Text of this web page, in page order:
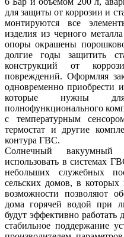
для защиты от коррозии и
монтируются все
изделия из черного
опоры окрашены
долгие годы защитить
конструкций от
повреждений. Оформляя
одновременно приобрести
которые нужны для
полнофункционального
с температурным
термостат и другие
контура ГВС.
Солнечный вакуумный
использовать в системах
небольших служебных
сельских домов, в
возможности позволяют
дома горячей водой при
будут эффективно
стабильное поддержание